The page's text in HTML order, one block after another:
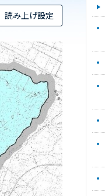
読み上げ設定